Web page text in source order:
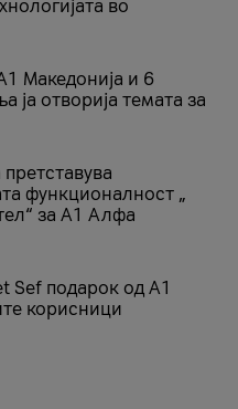
во
Македонија и 6
ја отворија темата за
функционалност „
за А1 Алфа
Sеf подарок од А1
корисници